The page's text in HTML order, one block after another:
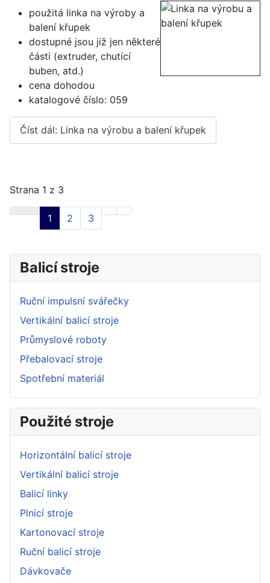
Balicí stroje
Ruční impulsní svářečky
Vertikální balicí stroje
Průmyslové roboty
Přebalovací stroje
Spotřební materiál
Použité stroje
Horizontální balicí stroje
Vertikální balicí stroje
Balicí linky
Plnicí stroje
Kartonovací stroje
Ruční balicí stroje
Dávkovače
použitá linka na výroby a
balení křupek
dostupné jsou již jen některé
části (extruder, chutící
buben, atd.)
cena dohodou
katalogové číslo: 059
Číst dál: Linka na výrobu a balení křupek
Strana 1 z 3
1 2 3